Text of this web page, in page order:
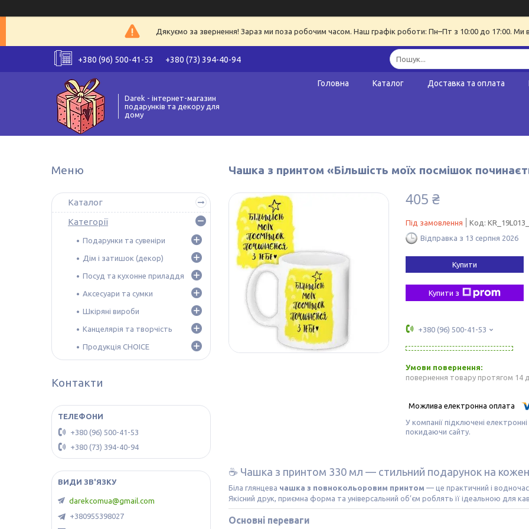
Дякуємо за звернення! Зараз ми поза робочим часом. Наш графік роботи: Пн–Пт з 10:00 до 17:00. Ми
+380 (96) 500-41-53 +380 (73) 394-40-94
Darek - інтернет-магазин
подарунків та декору для
дому
Головна Каталог Доставка та оплата
Чашка з принтом «Більшість моїх посмішок
405 ₴
Під замовлення Код:
Відправка з 13 серпня 2026
Купити
Купити з
+380 (96) 500-41-53
повернення товару протягом 14
У компанії підключені
покидаючи сайту.
☕ Чашка з принтом 330 мл — стильний подарунок на
Біла глянцева чашка з повнокольоровим принтом — це практичний і
Якісний друк, приємна форма та універсальний об’єм роблять її ідеальною для
Основні переваги
Каталог
Категорії
Подарунки та сувеніри
Дім і затишок (декор)
Посуд та кухонне приладдя
Аксесуари та сумки
Шкіряні вироби
Канцелярія та творчість
Продукція CHOICE
Контакти
+380 (96) 500-41-53
+380 (73) 394-40-94
darekcomua@gmail.com
+380955398027